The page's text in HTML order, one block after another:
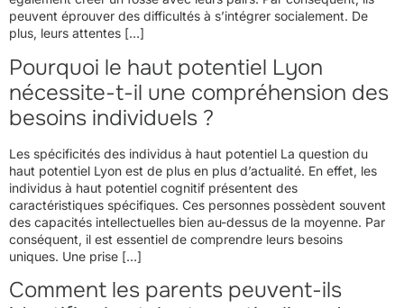
peuvent éprouver des difficultés à s’intégrer socialement. De
plus, leurs attentes […]
Pourquoi le haut potentiel Lyon
nécessite-t-il une compréhension des
besoins individuels ?
Les spécificités des individus à haut potentiel La question du
haut potentiel Lyon est de plus en plus d’actualité. En effet, les
individus à haut potentiel cognitif présentent des
caractéristiques spécifiques. Ces personnes possèdent souvent
des capacités intellectuelles bien au-dessus de la moyenne. Par
conséquent, il est essentiel de comprendre leurs besoins
uniques. Une prise […]
Comment les parents peuvent-ils